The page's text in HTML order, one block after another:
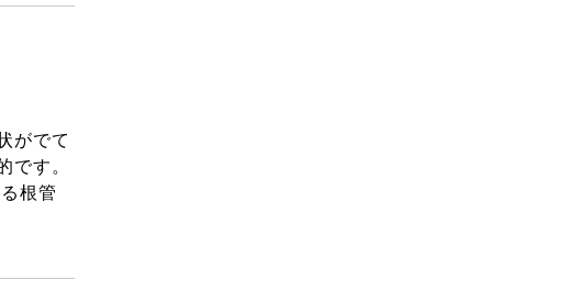
がでて
です。
根管